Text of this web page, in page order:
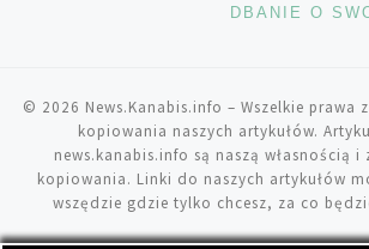
DBANIE O
© 2026 News.Kanabis.info – Wszelkie prawa
kopiowania naszych artykułów.
news.kanabis.info są naszą własnością i
kopiowania. Linki do naszych artykułów
wszędzie gdzie tylko chcesz, za co